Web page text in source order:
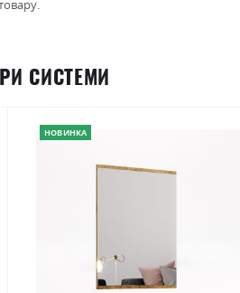
СИСТЕМИ
НОВИНКА